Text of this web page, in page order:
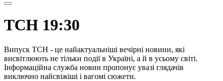
ТСН 19:30
Випуск ТСН - це найактуальніші вечірні новини, які
висвітлюють не тільки події в Україні, а й в усьому світі.
Інформаційна служба новин пропонує увазі глядачів
виключно найсвіжіші і вагомі сюжети.